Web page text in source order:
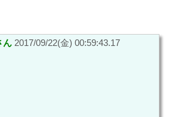
ん 2017/09/22(金) 00:59:43.17